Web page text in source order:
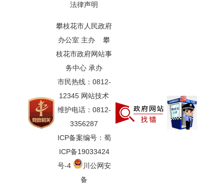
法律声明
攀枝花市人民政府
办公室 主办 攀
枝花市政府网站事
务中心 承办
市民热线：0812-
12345 网站技术
维护电话：0812-
3356287
ICP备案编号：蜀
ICP备19033424
号-4
川公网安
备